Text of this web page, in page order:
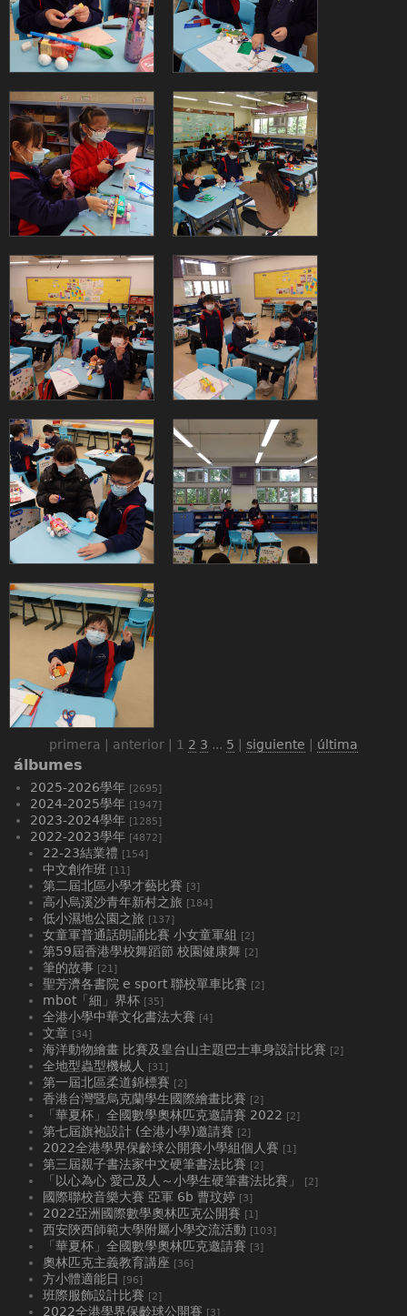
primera | anterior | 1 2 3 ... 5 | siguiente | última
álbumes
2025-2026學年 [2695]
2024-2025學年 [1947]
2023-2024學年 [1285]
2022-2023學年 [4872]
22-23結業禮 [154]
中文創作班 [11]
第二屆北區小學才藝比賽 [3]
高小烏溪沙青年新村之旅 [184]
低小濕地公園之旅 [137]
女童軍普通話朗誦比賽 小女童軍組 [2]
第59屆香港學校舞蹈節 校園健康舞 [2]
筆的故事 [21]
聖芳濟各書院 e sport 聯校單車比賽 [2]
mbot「細」界杯 [35]
全港小學中華文化書法大賽 [4]
文章 [34]
海洋動物繪畫 比賽及皇台山主題巴士車身設計比賽 [2]
全地型蟲型機械人 [31]
第一屆北區柔道錦標賽 [2]
香港台灣暨烏克蘭學生國際繪畫比賽 [2]
「華夏杯」全國數學奧林匹克邀請賽 2022 [2]
第七屆旗袍設計 (全港小學)邀請賽 [2]
2022全港學界保齡球公開賽小學組個人賽 [1]
第三屆親子書法家中文硬筆書法比賽 [2]
「以心為心 愛己及人～小學生硬筆書法比賽」 [2]
國際聯校音樂大賽 亞軍 6b 曹玟婷 [3]
2022亞洲國際數學奧林匹克公開賽 [1]
西安陝西師範大學附屬小學交流活動 [103]
「華夏杯」全國數學奧林匹克邀請賽 [3]
奧林匹克主義教育講座 [36]
方小體適能日 [96]
班際服飾設計比賽 [2]
2022全港學界保齡球公開賽 [3]